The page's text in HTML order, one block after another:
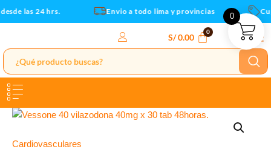
Ir
al
las 24 hrs. Envio a todo lima y provincias
S/0.00
Cardiovasculares
0